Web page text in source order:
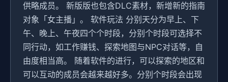
供略成员。 新版版也包含DLC素材，新增新的指南
对象「女主播」。 软件玩法 分别天分为早上、下
午、晚上、午夜四个个时段，分别个时段可选择不
同行动，如工作赚钱、探索地图与NPC对话等，自
由度相当高。 随着软件的进行，可以探索的地区和
可以互动的成员会越来越好多。分别个时段会出现